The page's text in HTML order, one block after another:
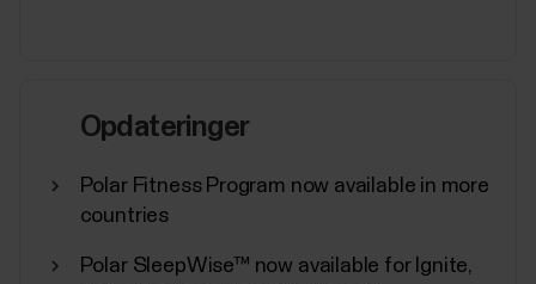
Opdateringer
Polar Fitness Program now available in more
countries
Polar SleepWise™ now available for Ignite,